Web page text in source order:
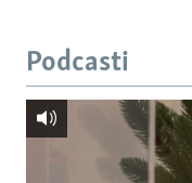
Podcasti